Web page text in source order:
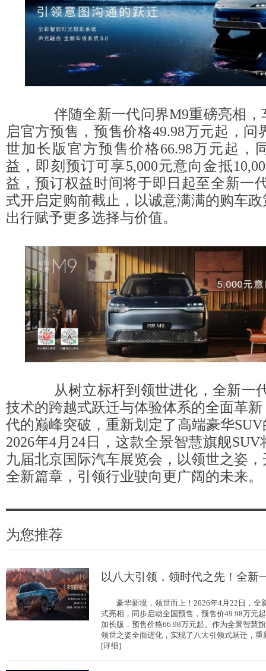
伴随全新一代问界M9重磅亮相，
启官方预售，预售价格49.98万元起，问
世加长版官方预售价格66.98万元起，
益，即刻预订可享5,000元意向金抵
益，预订权益时间将于即日起至全新一
式开启定购前截止，以诚意满满的购车
出行赋予更多选择与价值。
从树立标杆到领世进化，全新一
技术的跨越式跃迁与体验体系的全面革
代的巅峰突破，重新划定了高端豪华
2026年4月24日，这款全景智慧旗舰
九届北京国际汽车展览会，以领世之姿
全新篇章，引领行业驶向更广阔的未来。
为您推荐
以八大引领，领时代之先！全新
豪华新境，领世而上！2026年4月22日，全
式亮相，同步启动全国预售，预售价49.98万元
加长版，预售价格66.98万元起。作为全景智慧
领世之姿全面进化，实现了八大引领式跃迁，重
[详细]